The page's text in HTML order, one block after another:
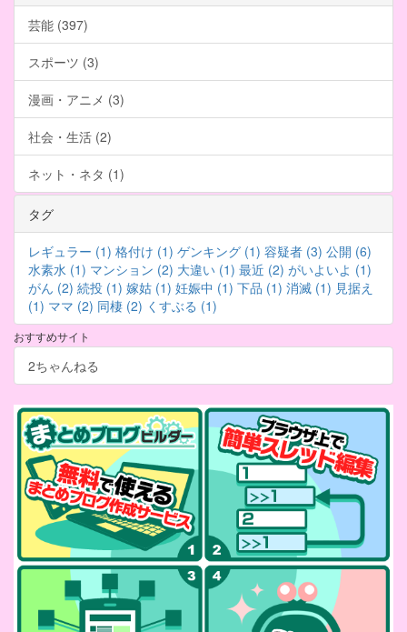
芸能 (397)
スポーツ (3)
漫画・アニメ (3)
社会・生活 (2)
ネット・ネタ (1)
タグ
レギュラー (1) 格付け (1) ゲンキング (1) 容疑者 (3) 公開 (6)
水素水 (1) マンション (2) 大違い (1) 最近 (2) がいよいよ (1)
がん (2) 続投 (1) 嫁姑 (1) 妊娠中 (1) 下品 (1) 消滅 (1) 見据え
(1) ママ (2) 同棲 (2) くすぶる (1)
おすすめサイト
2ちゃんねる